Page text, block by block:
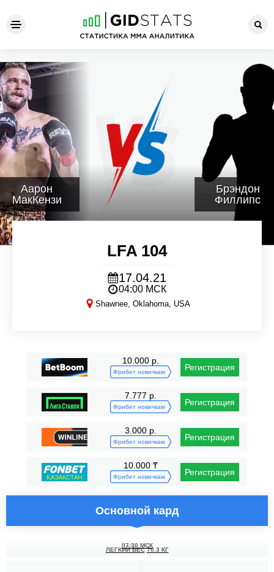
LFA 104
Аарон
МакКензи
Брэндон
Филлипс
LFA 104
17.04.21
04:00 МСК
Shawnee, Oklahoma, USA
10.000 р.
Фрибет новичкам Регистрация
7.777 р.
Фрибет новичкам Регистрация
3.000 р.
Фрибет новичкам Регистрация
10.000 ₸
Фрибет новичкам Регистрация
Основной кард
07:30 МСК
ЛЕГКИЙ ВЕС 70.3 КГ